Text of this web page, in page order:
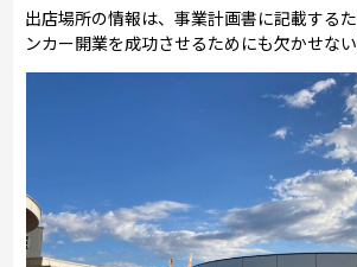
出店場所の情報は、事業計画書に記載する
ンカー開業を成功させるためにも欠かせない